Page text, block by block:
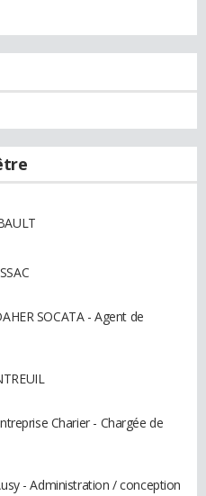
SOCATA - Agent de
Charier - Chargée de
- Administration / conception